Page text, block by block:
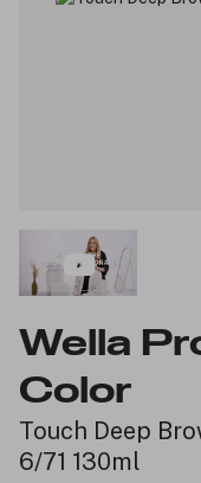
Wella
Color
Touch Deep
6/71 130ml